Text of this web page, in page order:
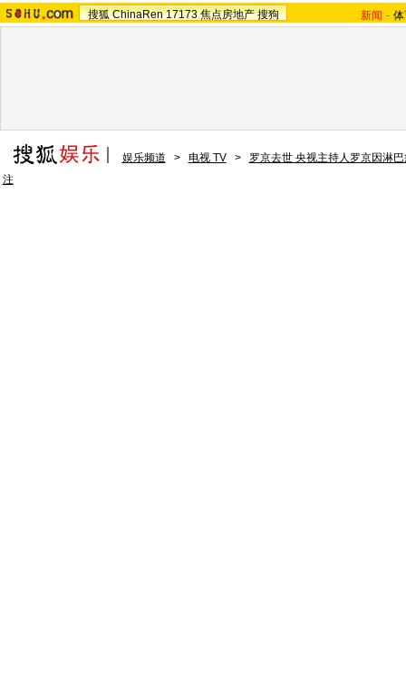
搜狐 ChinaRen 17173 焦点房地产 搜狗 新闻 -
娱乐频道 > 电视 TV >
罗京去世 央视主持人罗京因淋
注